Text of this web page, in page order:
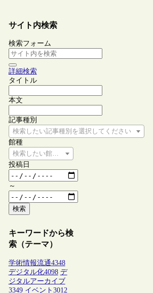
サイト内検索
検索フォーム
詳細検索
タイトル
本文
記事種別
検索したい記事種別を選択してください
館種
検索したい館種を選択してください
投稿日
～
検索
キーワードから検
索（テーマ）
学術情報流通4348
デジタル化4098 デ
ジタルアーカイブ
3349 イベント 3012